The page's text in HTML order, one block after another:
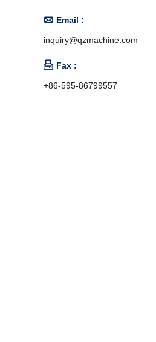
 Email :
inquiry@qzmachine.com
 Fax :
+86-595-86799557